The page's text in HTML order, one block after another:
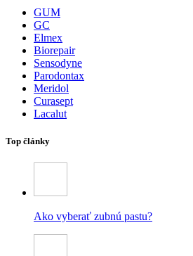
GUM
GC
Elmex
Biorepair
Sensodyne
Parodontax
Meridol
Curasept
Lacalut
Top články
Ako vyberať zubnú pastu?